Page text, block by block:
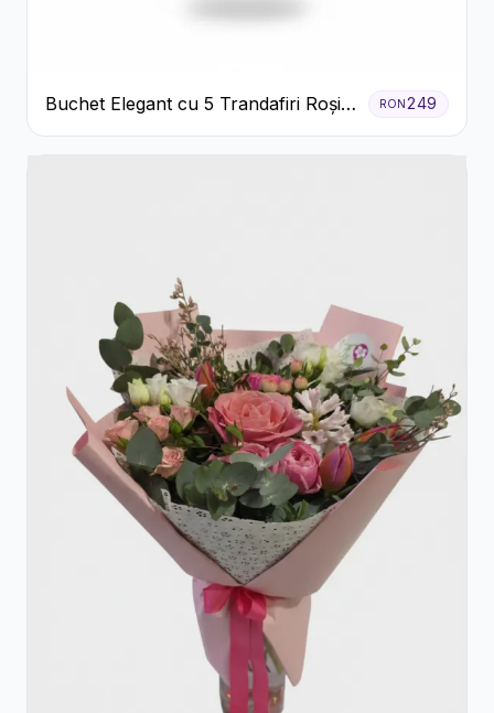
Buchet Elegant cu 5 Trandafiri Roșii
și Eucalipt
RON249